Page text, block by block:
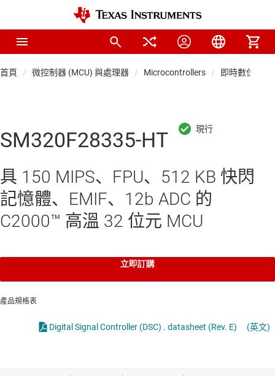
首頁 微控制器 (MCU) 與處理器 Microcontrollers 即時數位電源
SM320F28335-HT
具 150 MIPS、FPU、512 KB 快閃
記憶體、EMIF、12b ADC 的
C2000™ 高溫 32 位元 MCU
立即訂購
產品規格表
Digital Signal Controller (DSC) . datasheet (Rev. E) (英文)